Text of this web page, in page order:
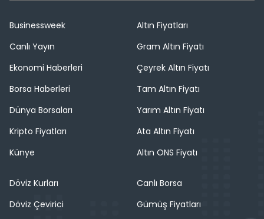
Businessweek
Canlı Yayın
Ekonomi Haberleri
Borsa Haberleri
Dünya Borsaları
Kripto Fiyatları
Künye
Altın Fiyatları
Gram Altın Fiyatı
Çeyrek Altın Fiyatı
Tam Altın Fiyatı
Yarım Altın Fiyatı
Ata Altın Fiyatı
Altın ONS Fiyatı
Döviz Kurları
Döviz Çevirici
Canlı Borsa
Gümüş Fiyatları